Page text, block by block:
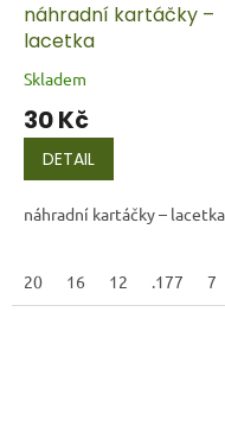
náhradní kartáčky –
lacetka
Skladem
30 Kč
DETAIL
náhradní kartáčky – lacetka
20 16 12 .177 7